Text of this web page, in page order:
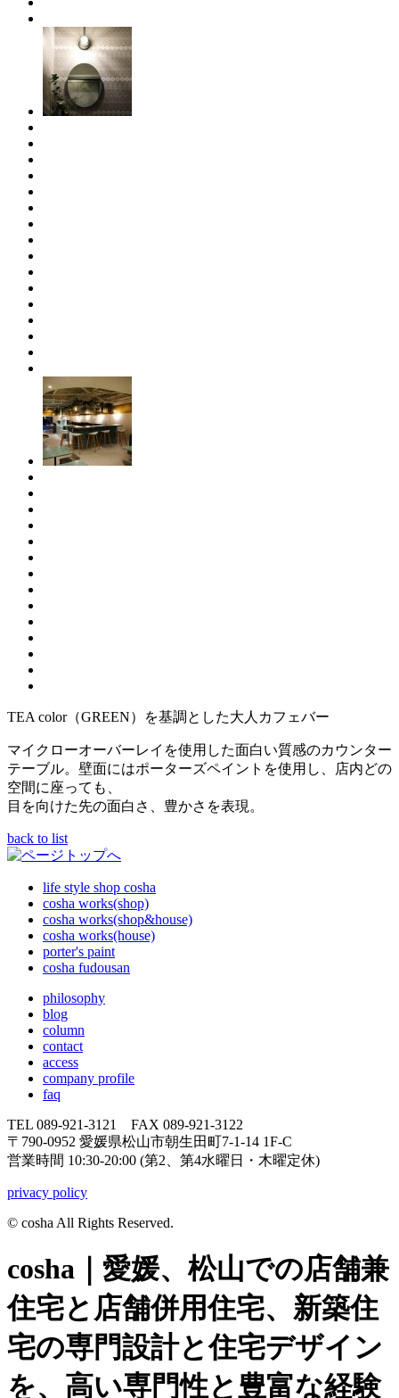
TEA color（GREEN）を基調とした大人カフェバー
マイクローオーバーレイを使用した面白い質感のカウンター
テーブル。壁面にはポーターズペイントを使用し、店内どの
空間に座っても、
目を向けた先の面白さ、豊かさを表現。
back to list
life style shop cosha
cosha works(shop)
cosha works(shop&house)
cosha works(house)
porter's paint
cosha fudousan
philosophy
blog
column
contact
access
company profile
faq
TEL 089-921-3121 FAX 089-921-3122
〒790-0952 愛媛県松山市朝生田町7-1-14 1F-C
営業時間 10:30-20:00 (第2、第4水曜日・木曜定休)
privacy policy
© cosha All Rights Reserved.
cosha｜愛媛、松山での店舗兼
住宅と店舗併用住宅、新築住
宅の専門設計と住宅デザイン
を、高い専門性と豊富な経験